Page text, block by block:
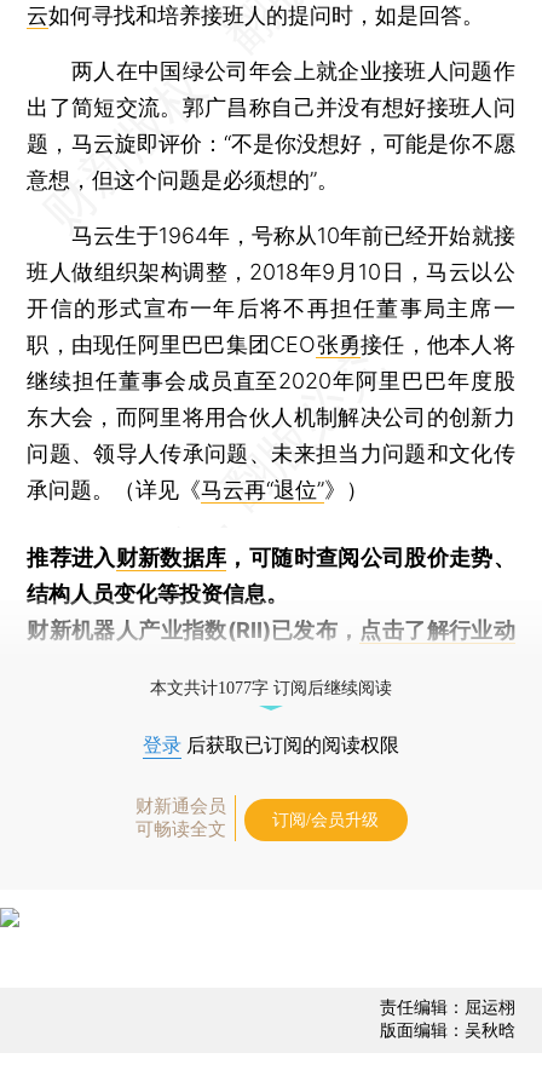
云如何寻找和培养接班人的提问时，如是回答。
两人在中国绿公司年会上就企业接班人问题作
出了简短交流。郭广昌称自己并没有想好接班人问
题，马云旋即评价：“不是你没想好，可能是你不愿
意想，但这个问题是必须想的”。
马云生于1964年，号称从10年前已经开始就接
班人做组织架构调整，2018年9月10日，马云以公
开信的形式宣布一年后将不再担任董事局主席一
职，由现任阿里巴巴集团CEO张勇接任，他本人将
继续担任董事会成员直至2020年阿里巴巴年度股
东大会，而阿里将用合伙人机制解决公司的创新力
问题、领导人传承问题、未来担当力问题和文化传
承问题。（详见《马云再“退位”》）
推荐进入财新数据库 ，可随时查阅公司股价走势、
结构人员变化等投资信息。
财新机器人产业指数(RII)已发布， 点击了解行业动
本文共计1077字 订阅后继续阅读
登录 后获取已订阅的阅读权限
财新通会员
可畅读全文
订阅/会员升级
责任编辑：屈运栩
版面编辑：吴秋晗